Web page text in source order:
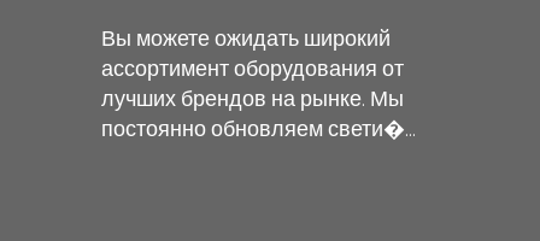
Вы можете ожидать широкий
ассортимент оборудования от
лучших брендов на рынке. Мы
постоянно обновляем свети�...